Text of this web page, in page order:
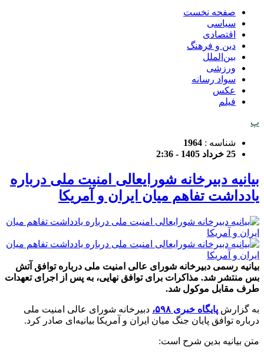
صفحه نخست
سیاسی
اقتصادی
دین و فرهنگ
بین‌الملل
ورزشی
سواد رسانه
عکس
فیلم
پ
شناسه : 1964
25 خرداد 1405 - 2:36
بیانیه دبیرخانه شورایعالی امنیت ملی درباره
یادداشت تفاهم میان ایران و آمریکا
بیانیه رسمی دبیرخانه شورای عالی امنیت ملی درباره توافق آتش
بس منتشر شد. مذاکرات برای توافق نهایی، به پس از اجرای تعهدات
طرف مقابل موکول شد.
به گزارش پایگاه خبری ۵۹۸،
دبیرخانه شورای عالی امنیت ملی
درباره توافق پایان جنگ میان ایران و آمریکا بیانیه‌ای صادر کرد.
متن بیانیه بدین شرح است: